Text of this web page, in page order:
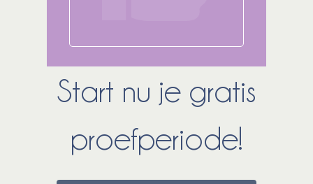
Start nu je gratis
proefperiode!